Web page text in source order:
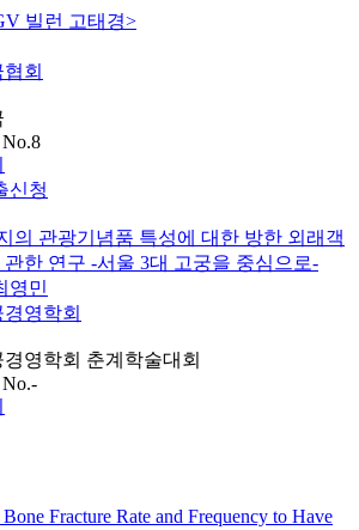
빌런 고태경>
회
신청
의 관광기념품 특성에 대한 방한 외래객
한 연구 -서울 3대 고궁을 중심으로-
영민
영학회
영학회 춘계학술대회
Fracture Rate and Frequency to Have